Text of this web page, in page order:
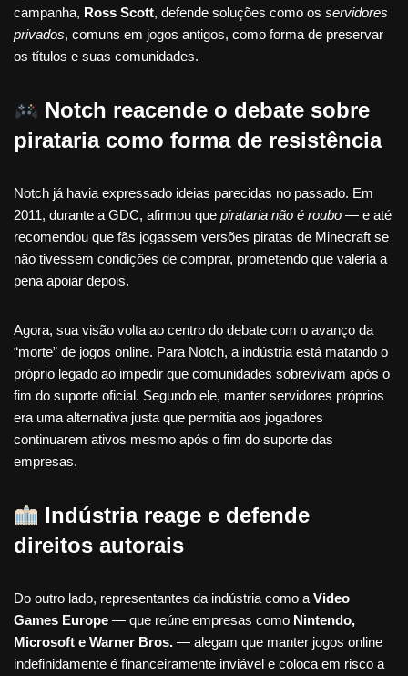
campanha, Ross Scott, defende soluções como os servidores
privados, comuns em jogos antigos, como forma de preservar
os títulos e suas comunidades.
Notch reacende o debate sobre
pirataria como forma de resistência
Notch já havia expressado ideias parecidas no passado. Em
2011, durante a GDC, afirmou que pirataria não é roubo — e até
recomendou que fãs jogassem versões piratas de Minecraft se
não tivessem condições de comprar, prometendo que valeria a
pena apoiar depois.
Agora, sua visão volta ao centro do debate com o avanço da
“morte” de jogos online. Para Notch, a indústria está matando o
próprio legado ao impedir que comunidades sobrevivam após o
fim do suporte oficial. Segundo ele, manter servidores próprios
era uma alternativa justa que permitia aos jogadores
continuarem ativos mesmo após o fim do suporte das
empresas.
Indústria reage e defende
direitos autorais
Do outro lado, representantes da indústria como a Video
Games Europe — que reúne empresas como Nintendo,
Microsoft e Warner Bros. — alegam que manter jogos online
indefinidamente é financeiramente inviável e coloca em risco a